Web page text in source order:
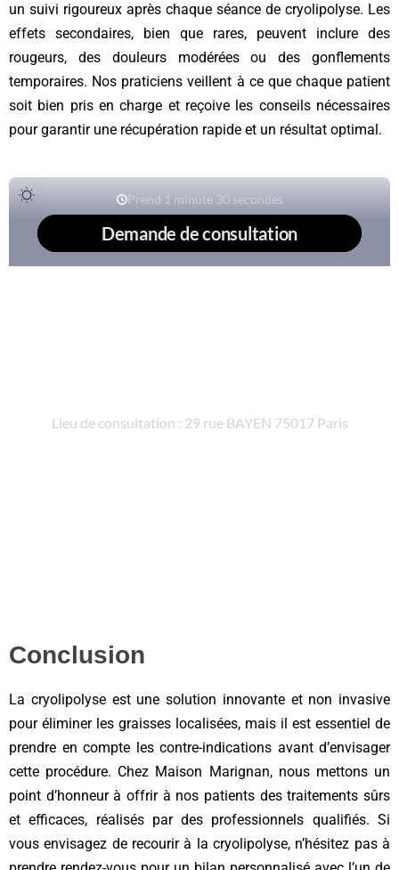
un suivi rigoureux après chaque séance de cryolipolyse. Les
effets secondaires, bien que rares, peuvent inclure des
rougeurs, des douleurs modérées ou des gonflements
temporaires. Nos praticiens veillent à ce que chaque patient
soit bien pris en charge et reçoive les conseils nécessaires
pour garantir une récupération rapide et un résultat optimal.
Conclusion
La cryolipolyse est une solution innovante et non invasive
pour éliminer les graisses localisées, mais il est essentiel de
prendre en compte les contre-indications avant d’envisager
cette procédure. Chez Maison Marignan, nous mettons un
point d’honneur à offrir à nos patients des traitements sûrs
et efficaces, réalisés par des professionnels qualifiés. Si
vous envisagez de recourir à la cryolipolyse, n’hésitez pas à